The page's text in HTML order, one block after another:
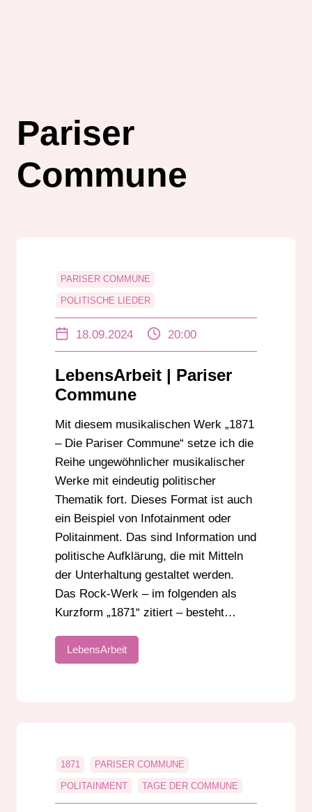
Pariser
Commune
PARISER COMMUNE
POLITISCHE LIEDER
18.09.2024 20:00
LebensArbeit | Pariser
Commune
Mit diesem musikalischen Werk „1871
– Die Pariser Commune“ setze ich die
Reihe ungewöhnlicher musikalischer
Werke mit eindeutig politischer
Thematik fort. Dieses Format ist auch
ein Beispiel von Infotainment oder
Politainment. Das sind Information und
politische Aufklärung, die mit Mitteln
der Unterhaltung gestaltet werden.
Das Rock-Werk – im folgenden als
Kurzform „1871“ zitiert – besteht…
LebensArbeit
1871 PARISER COMMUNE
POLITAINMENT TAGE DER COMMUNE